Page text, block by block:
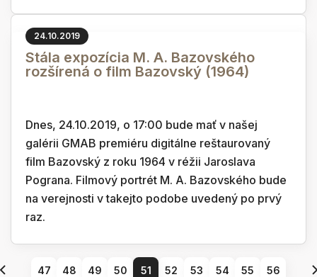
24.10.2019
Stála expozícia M. A. Bazovského
rozšírená o film Bazovský (1964)
Dnes, 24.10.2019, o 17:00 bude mať v našej
galérii GMAB premiéru digitálne reštaurovaný
film Bazovský z roku 1964 v réžii Jaroslava
Pograna. Filmový portrét M. A. Bazovského bude
na verejnosti v takejto podobe uvedený po prvý
raz.
47 48 49 50 51 52 53 54 55 56